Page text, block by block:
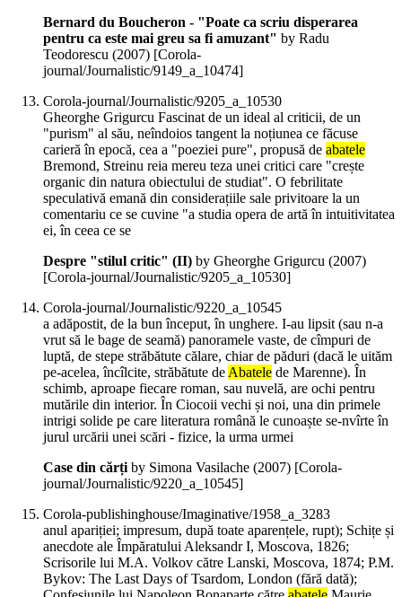
Bernard du Boucheron - "Poate ca scriu disperarea
pentru ca este mai greu sa fi amuzant" by Radu
Teodorescu (2007) [Corola-
journal/Journalistic/9149_a_10474]
Corola-journal/Journalistic/9205_a_10530
Gheorghe Grigurcu Fascinat de un ideal al criticii, de un
"purism" al său, neîndoios tangent la noțiunea ce făcuse
carieră în epocă, cea a "poeziei pure", propusă de abatele
Bremond, Streinu reia mereu teza unei critici care "crește
organic din natura obiectului de studiat". O febrilitate
speculativă emană din considerațiile sale privitoare la un
comentariu ce se cuvine "a studia opera de artă în intuitivitatea
ei, în ceea ce se
Despre "stilul critic" (II) by Gheorghe Grigurcu (2007)
[Corola-journal/Journalistic/9205_a_10530]
Corola-journal/Journalistic/9220_a_10545
a adăpostit, de la bun început, în unghere. I-au lipsit (sau n-a
vrut să le bage de seamă) panoramele vaste, de cîmpuri de
luptă, de stepe străbătute călare, chiar de păduri (dacă le uităm
pe-acelea, încîlcite, străbătute deAbatele de Marenne). În
schimb, aproape fiecare roman, sau nuvelă, are ochi pentru
mutările din interior. În Ciocoii vechi și noi, una din primele
intrigi solide pe care literatura română le cunoaște se-nvîrte în
jurul urcării unei scări - fizice, la urma urmei
Case din cărțiby Simona Vasilache (2007) [Corola-
journal/Journalistic/9220_a_10545]
Corola-publishinghouse/Imaginative/1958_a_3283
anul apariției; impresum, după toate aparențele, rupt); Schițe și
anecdote ale Împăratului Aleksandr I, Moscova, 1826;
Scrisorile lui M.A. Volkov către Lanski, Moscova, 1874; P.M.
Bykov: The Last Days of Tsardom, London (fără dată);